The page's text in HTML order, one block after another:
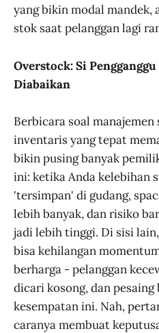
yang bikin modal mandek,
stok saat pelanggan lagi
Overstock: Si
Diabaikan
Berbicara soal
inventaris yang tepat
bikin pusing banyak
ini: ketika Anda kelebihan
'tersimpan' di gudang,
lebih banyak, dan risiko
jadi lebih tinggi. Di sisi
bisa kehilangan
berharga - pelanggan
dicari kosong, dan pesaing
kesempatan ini. Nah,
caranya membuat